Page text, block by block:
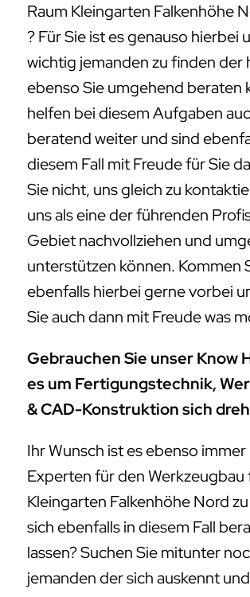
Raum Kleingarten Falkenhöhe
? Für Sie ist es genauso hierbei
wichtig jemanden zu finden der
ebenso Sie umgehend beraten
helfen bei diesem Aufgaben
beratend weiter und sind
diesem Fall mit Freude für Sie
Sie nicht, uns gleich zu
uns als eine der führenden
Gebiet nachvollziehen und
unterstützen können. Kommen
ebenfalls hierbei gerne vorbei
Sie auch dann mit Freude was
Gebrauchen Sie unser Know
es um Fertigungstechnik,
& CAD-Konstruktion sich
Ihr Wunsch ist es ebenso
Experten für den Werkzeugbau
Kleingarten Falkenhöhe Nord
sich ebenfalls in diesem Fall
lassen? Suchen Sie mitunter
jemanden der sich auskennt